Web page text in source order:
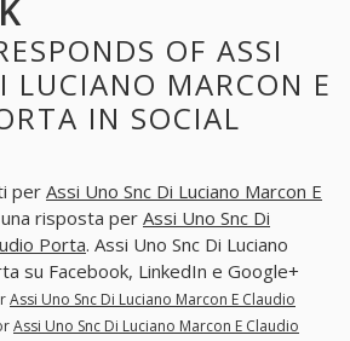
OF ASSI
LUCIANO MARCON E
IN SOCIAL
per Assi Uno Snc Di Luciano Marcon E
una risposta perAssi Uno Snc Di
Porta. Assi Uno Snc Di Luciano
su Facebook, LinkedIn e Google+
Assi Uno Snc Di Luciano Marcon E Claudio
Assi Uno Snc Di Luciano Marcon E Claudio